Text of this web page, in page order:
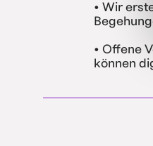
• Wir
• Offene
können